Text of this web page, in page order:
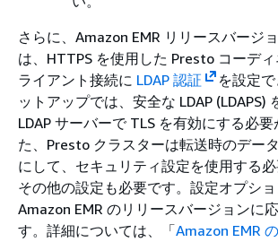
さらに、Amazon EMR リリースバージ
は、HTTPS を使用した Presto コーデ
ライアント接続に LDAP 認証
を設定
ットアップでは、安全な LDAP (LDAPS)
LDAP サーバーで TLS を有効にする必
た、Presto クラスターは転送時のデー
にして、セキュリティ設定を使用する必
その他の設定も必要です。設定オプシ
Amazon EMR のリリースバージョンに
す。詳細については、「Amazon EMR